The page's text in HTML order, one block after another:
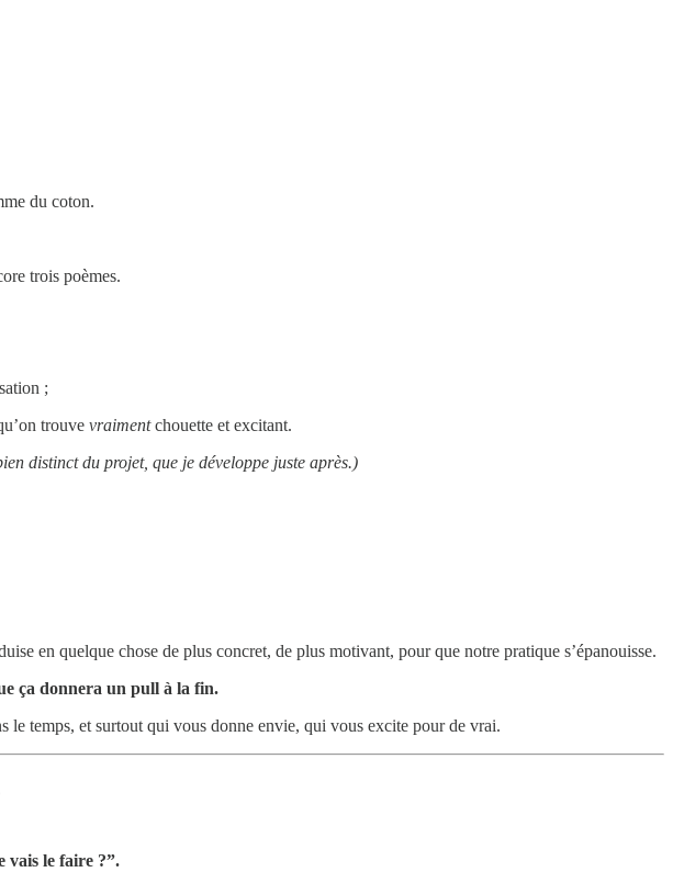
du coton.
trois poèmes.
;
trouve vraimentchouette et excitant.
distinct du projet, que je développe juste après.)
en quelque chose de plus concret, de plus motivant, pour que notre pratique s’épanouisse.
ça donnera un pull à la fin.
temps, et surtout qui vous donne envie, qui vous excite pour de vrai.
vais le faire ?”.